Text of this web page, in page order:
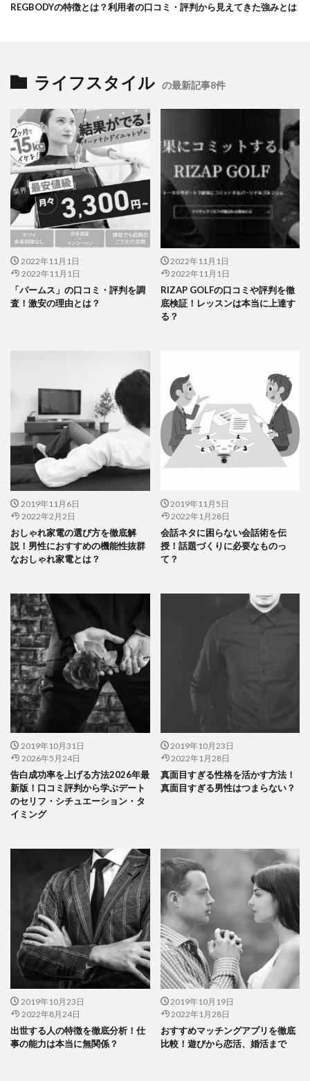
REGBODYの特徴とは？利用者の口コミ・評判から見えてきた強みとは
ライフスタイル の最新記事8件
2022年11月1日
2022年11月1日
「パームス」の口コミ・評判を調
査！激安の理由とは？
2022年11月1日
2022年11月1日
RIZAP GOLFの口コミや評判を徹
底検証！レッスンは本当に上達す
る？
2019年11月6日
2022年2月2日
おしゃれ家電の選び方を徹底解
説！男性におすすめの機能性抜群
なおしゃれ家電とは？
2019年11月5日
2022年1月28日
会話ネタに困らない会話術を伝
授！話題づくりに必要なものっ
て？
2019年10月31日
2026年5月24日
告白成功率を上げる方法2026年最
新版！口コミ評判から学ぶデート
のセリフ・シチュエーション・タ
イミング
2019年10月23日
2022年1月28日
真面目すぎる性格を活かす方法！
真面目すぎる男性はつまらない？
2019年10月23日
2022年8月24日
出世する人の特徴を徹底分析！仕
事の能力は本当に無関係？
2019年10月19日
2022年1月28日
おすすめマッチングアプリを徹底
比較！遊びから恋活、婚活まで